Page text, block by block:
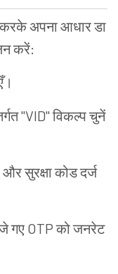
करकेअपनाआधारडा
करें:
।
"VID"विकल्पचुनें
औरसुरक्षाकोडदर्ज
गए OTPकोजनरेट